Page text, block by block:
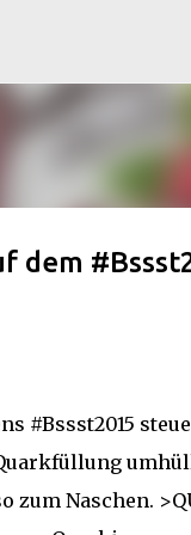
dem
#Bssst2015
zum Naschen.